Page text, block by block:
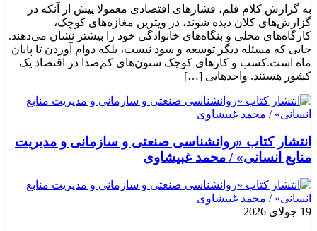
به گزارش کلام قلم، فشارهای اقتصادی معمولا پیش از آنکه در
گزارش‌های کلان دیده شوند، در ویترین مغازه‌های کوچک،
کارگاه‌های محلی و بنگاه‌های خانوادگی خود را بیشتر نشان می‌دهند.
جایی که مسئله دیگر توسعه و سود نیست، بلکه دوام آوردن تا پایان
ماه است.کسب‌ و کارهای کوچک ستون‌های کم‌صدا در اقتصاد یک
کشور هستند. واحدهایی […]
انتشار کتاب «روانشناسی صنعتی و سازمانی و مدیریت
منابع انسانی» / محمد غبیشاوی
19 جولای 2026